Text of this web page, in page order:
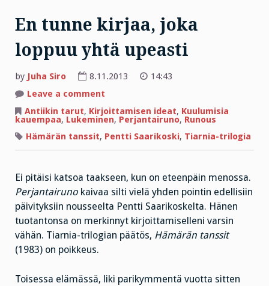
En tunne kirjaa, joka
loppuu yhtä upeasti
by Juha Siro 8.11.2013
14:43
Leave a comment
tunne
kirjaa,
joka
loppuu
Antiikin tarut, Kirjoittamisen ideat, Kuulumisia
kauempaa, Lukeminen, Perjantairuno, Runous
Hämärän tanssit, Pentti Saarikoski, Tiarnia-trilogia
Ei pitäisi katsoa taakseen, kun on eteenpäin menossa.
Perjantairuno kaivaa silti vielä yhden pointin edellisiin
päivityksiin nousseelta Pentti Saarikoskelta. Hänen
tuotantonsa on merkinnyt kirjoittamiselleni varsin
vähän. Tiarnia-trilogian päätös, Hämärän tanssit
(1983) on poikkeus.
Toisessa elämässä, liki parikymmentä vuotta sitten